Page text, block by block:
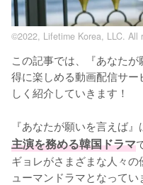
©2022, Lifetime Korea, LLC. All
この記事では、『あなた
得に楽しめる動画配信サ
しく紹介していきます！
『あなたが願いを言えば』
主演を務める韓国ドラマ
ギョレがさまざまな人々
ューマンドラマとなってい